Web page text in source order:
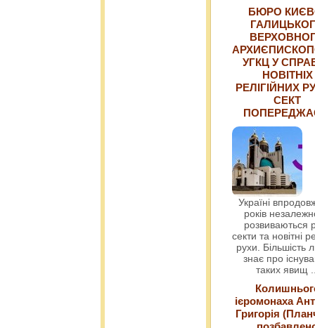
БЮРО
УГКЦ У
НОВІТНІХ
РЕЛІГІЙНИХ
СЕКТ
Україні
років
розвиваються
секти та новітні
рухи. Більшість
знає про
таких явищ
ієромонаха
Григорія